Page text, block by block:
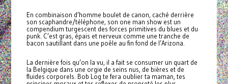
En combinaison d’homme boulet de canon, caché derrière
son scaphandre/téléphone, son one man show est un
compendium turgescent des forces primitives du blues et du
punk. C’est gras, épais et nerveux comme une tranche de
bacon sautillant dans une poêle au fin fond de l’Arizona.
La dernière fois qu’on la vu, il a fait se consumer un quart de
la Belgique dans une orgie de seins nus, de bières et de
fluides corporels. Bob Log te fera oublier ta maman, tes